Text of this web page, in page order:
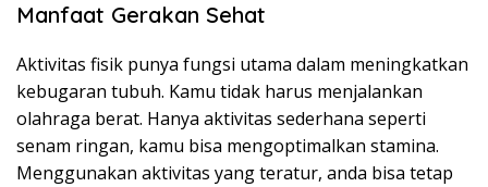
Manfaat Gerakan Sehat
Aktivitas fisik punya fungsi utama dalam meningkatkan
kebugaran tubuh. Kamu tidak harus menjalankan
olahraga berat. Hanya aktivitas sederhana seperti
senam ringan, kamu bisa mengoptimalkan stamina.
Menggunakan aktivitas yang teratur, anda bisa tetap